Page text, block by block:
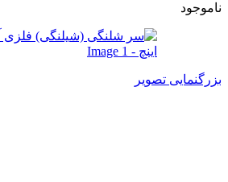
ناموجود
بزرگنمایی تصویر